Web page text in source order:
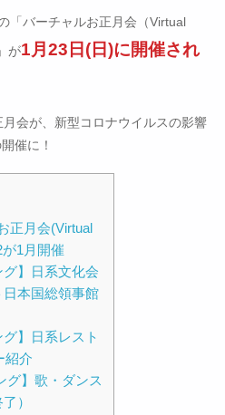
「バーチャルお正月会（Virtual
が1月23日(日)に開催され
会が、新型コロナウイルスの影響
催に！
正月会(Virtual
が1月開催
グ】日系文化会
本国総領事館
グ】日系レスト
紹介
グ】歌・ダンス
）